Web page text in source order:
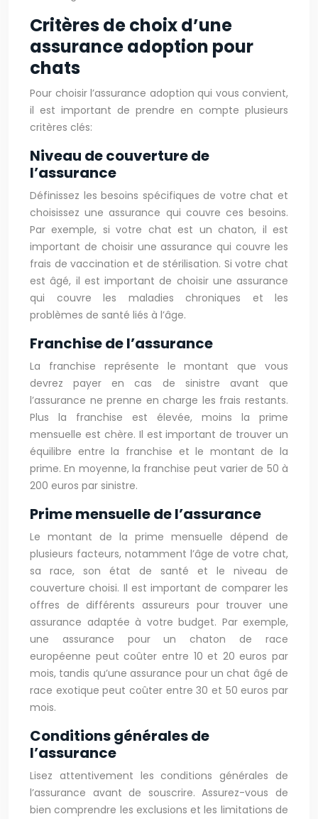
Critères de choix d’une
assurance adoption pour
chats
Pour choisir l’assurance adoption qui vous convient,
il est important de prendre en compte plusieurs
critères clés:
Niveau de couverture de
l’assurance
Définissez les besoins spécifiques de votre chat et
choisissez une assurance qui couvre ces besoins.
Par exemple, si votre chat est un chaton, il est
important de choisir une assurance qui couvre les
frais de vaccination et de stérilisation. Si votre chat
est âgé, il est important de choisir une assurance
qui couvre les maladies chroniques et les
problèmes de santé liés à l’âge.
Franchise de l’assurance
La franchise représente le montant que vous
devrez payer en cas de sinistre avant que
l’assurance ne prenne en charge les frais restants.
Plus la franchise est élevée, moins la prime
mensuelle est chère. Il est important de trouver un
équilibre entre la franchise et le montant de la
prime. En moyenne, la franchise peut varier de 50 à
200 euros par sinistre.
Prime mensuelle de l’assurance
Le montant de la prime mensuelle dépend de
plusieurs facteurs, notamment l’âge de votre chat,
sa race, son état de santé et le niveau de
couverture choisi. Il est important de comparer les
offres de différents assureurs pour trouver une
assurance adaptée à votre budget. Par exemple,
une assurance pour un chaton de race
européenne peut coûter entre 10 et 20 euros par
mois, tandis qu’une assurance pour un chat âgé de
race exotique peut coûter entre 30 et 50 euros par
mois.
Conditions générales de
l’assurance
Lisez attentivement les conditions générales de
l’assurance avant de souscrire. Assurez-vous de
bien comprendre les exclusions et les limitations de